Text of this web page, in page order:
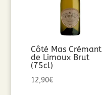
Côté Mas Crémant
de Limoux Brut
(75cl)
12,90€